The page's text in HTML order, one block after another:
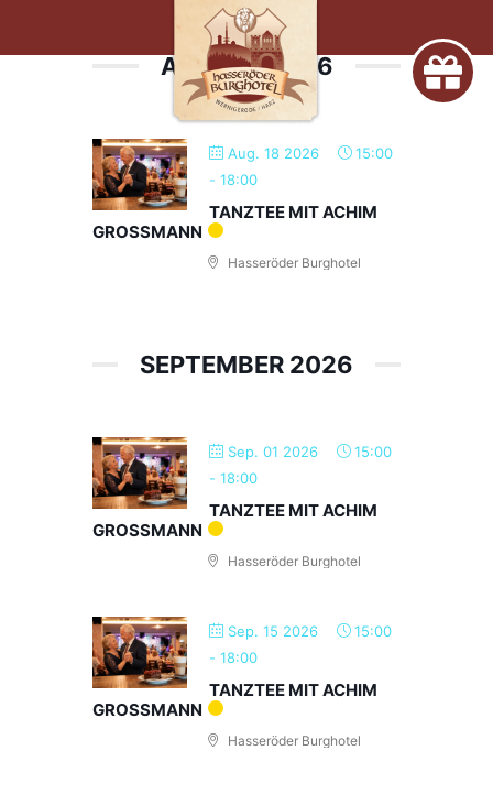
AUGUST 2026
Aug. 18 2026
15:00
- 18:00
TANZTEE MIT ACHIM
GROSSMANN
Hasseröder Burghotel
SEPTEMBER 2026
Sep. 01 2026
15:00
- 18:00
TANZTEE MIT ACHIM
GROSSMANN
Hasseröder Burghotel
Sep. 15 2026
15:00
- 18:00
TANZTEE MIT ACHIM
GROSSMANN
Hasseröder Burghotel